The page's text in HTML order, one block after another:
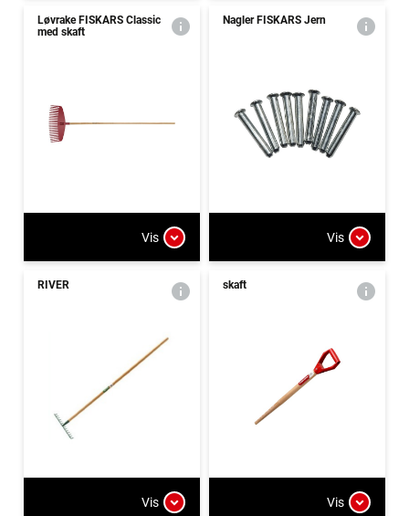
Løvrake FISKARS Classic
med skaft
Vis
Nagler FISKARS Jern
Vis
RIVER
Vis
skaft
Vis